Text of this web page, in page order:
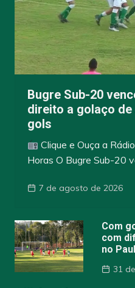
Bugre Sub-20
direito a golaço
gols
Clique e Ouça a
Horas O Bugre Sub-20
7 de agosto de 2026
Com
com
no
31